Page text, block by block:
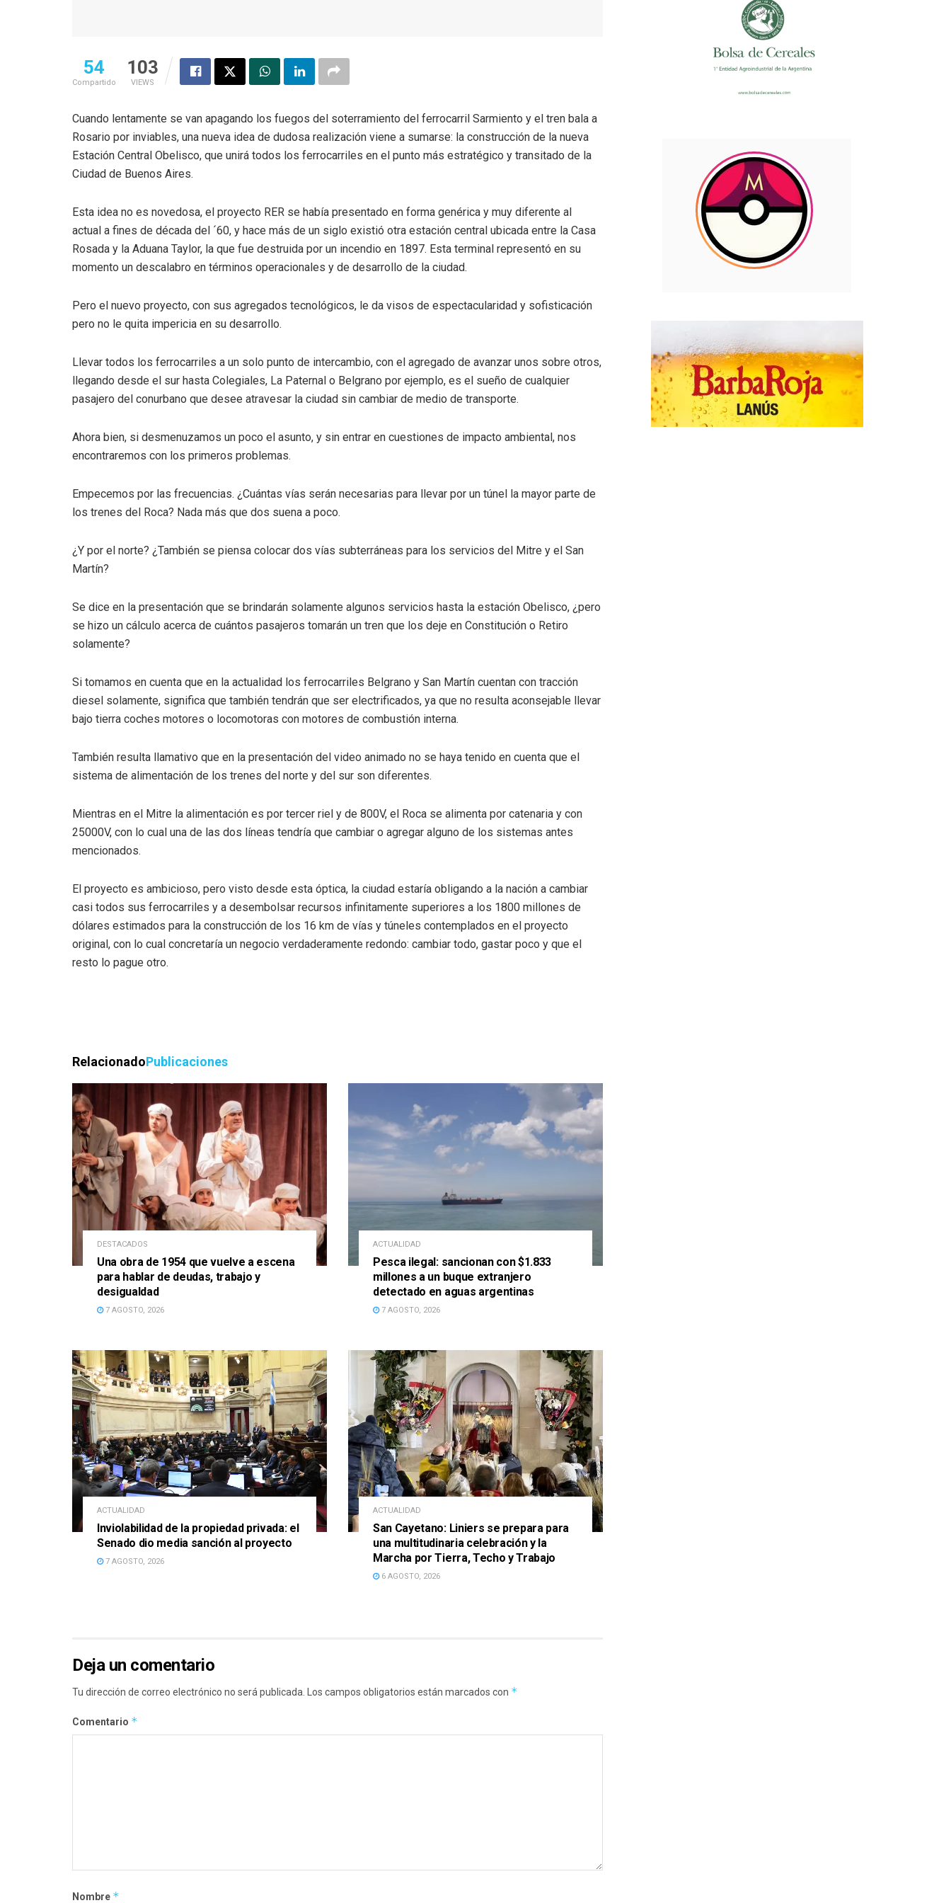
54
Compartido
103
VIEWS
Cuando lentamente se van apagando los fuegos del soterramiento del ferrocarril Sarmiento y el tren bala a
Rosario por inviables, una nueva idea de dudosa realización viene a sumarse: la construcción de la nueva
Estación Central Obelisco, que unirá todos los ferrocarriles en el punto más estratégico y transitado de la
Ciudad de Buenos Aires.
Esta idea no es novedosa, el proyecto RER se había presentado en forma genérica y muy diferente al
actual a fines de década del ´60, y hace más de un siglo existió otra estación central ubicada entre la Casa
Rosada y la Aduana Taylor, la que fue destruida por un incendio en 1897. Esta terminal representó en su
momento un descalabro en términos operacionales y de desarrollo de la ciudad.
Pero el nuevo proyecto, con sus agregados tecnológicos, le da visos de espectacularidad y sofisticación
pero no le quita impericia en su desarrollo.
Llevar todos los ferrocarriles a un solo punto de intercambio, con el agregado de avanzar unos sobre otros,
llegando desde el sur hasta Colegiales, La Paternal o Belgrano por ejemplo, es el sueño de cualquier
pasajero del conurbano que desee atravesar la ciudad sin cambiar de medio de transporte.
Ahora bien, si desmenuzamos un poco el asunto, y sin entrar en cuestiones de impacto ambiental, nos
encontraremos con los primeros problemas.
Empecemos por las frecuencias. ¿Cuántas vías serán necesarias para llevar por un túnel la mayor parte de
los trenes del Roca? Nada más que dos suena a poco.
¿Y por el norte? ¿También se piensa colocar dos vías subterráneas para los servicios del Mitre y el San
Martín?
Se dice en la presentación que se brindarán solamente algunos servicios hasta la estación Obelisco, ¿pero
se hizo un cálculo acerca de cuántos pasajeros tomarán un tren que los deje en Constitución o Retiro
solamente?
Si tomamos en cuenta que en la actualidad los ferrocarriles Belgrano y San Martín cuentan con tracción
diesel solamente, significa que también tendrán que ser electrificados, ya que no resulta aconsejable llevar
bajo tierra coches motores o locomotoras con motores de combustión interna.
También resulta llamativo que en la presentación del video animado no se haya tenido en cuenta que el
sistema de alimentación de los trenes del norte y del sur son diferentes.
Mientras en el Mitre la alimentación es por tercer riel y de 800V, el Roca se alimenta por catenaria y con
25000V, con lo cual una de las dos líneas tendría que cambiar o agregar alguno de los sistemas antes
mencionados.
El proyecto es ambicioso, pero visto desde esta óptica, la ciudad estaría obligando a la nación a cambiar
casi todos sus ferrocarriles y a desembolsar recursos infinitamente superiores a los 1800 millones de
dólares estimados para la construcción de los 16 km de vías y túneles contemplados en el proyecto
original, con lo cual concretaría un negocio verdaderamente redondo: cambiar todo, gastar poco y que el
resto lo pague otro.
RelacionadoPublicaciones
DESTACADOS
Una obra de 1954 que vuelve a escena
para hablar de deudas, trabajo y
desigualdad
7 AGOSTO, 2026
ACTUALIDAD
Pesca ilegal: sancionan con $1.833
millones a un buque extranjero
detectado en aguas argentinas
7 AGOSTO, 2026
ACTUALIDAD
Inviolabilidad de la propiedad privada: el
Senado dio media sanción al proyecto
7 AGOSTO, 2026
ACTUALIDAD
San Cayetano: Liniers se prepara para
una multitudinaria celebración y la
Marcha por Tierra, Techo y Trabajo
6 AGOSTO, 2026
Deja un comentario
Tu dirección de correo electrónico no será publicada. Los campos obligatorios están marcados con *
Comentario *
Nombre *